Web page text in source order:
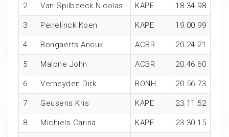
2 Van Spilbeeck Nicolas KAPE 18.34.98
3 Peirelinck Koen KAPE 19.00.99
4 Bongaerts Anouk ACBR 20.24.21
5 Malone John ACBR 20.46.60
6 Verheyden Dirk BONH 20.56.73
7 Geusens Kris KAPE 23.11.52
8 Michiels Carina KAPE 23.30.15